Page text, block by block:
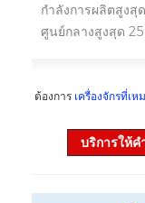
กำลังการผลิตสูง
ศูนย์กลางสูงสุด
ต้องการ เครื่องจักรที่เ
บริการให้